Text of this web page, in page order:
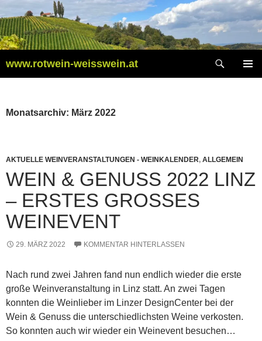
Inhalt
springen
www.rotwein-weisswein.at
Monatsarchiv: März 2022
AKTUELLE WEINVERANSTALTUNGEN - WEINKALENDER, ALLGEMEIN
WEIN & GENUSS 2022 LINZ
– ERSTES GROSSES W
EINEVENT
29. MÄRZ 2022 KOMMENTAR HINTERLASSEN
Nach rund zwei Jahren fand nun endlich wieder die erste
große Weinveranstaltung in Linz statt. An zwei Tagen
konnten die Weinlieber im Linzer DesignCenter bei der
Wein & Genuss die unterschiedlichsten Weine verkosten.
So konnten auch wir wieder ein Weinevent besuchen…